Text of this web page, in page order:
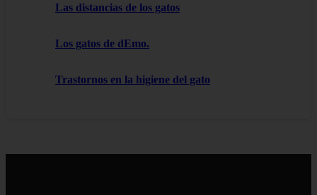
Las distancias de los gatos
Los gatos de dEmo.
Trastornos en la higiene del gato